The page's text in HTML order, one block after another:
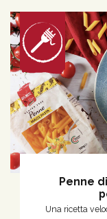
Penne
Una ricetta